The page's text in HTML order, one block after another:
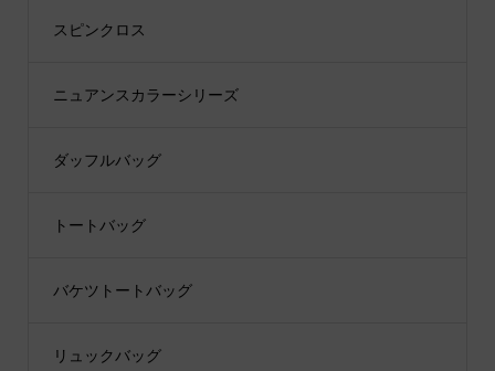
スピンクロス
ニュアンスカラーシリーズ
ダッフルバッグ
トートバッグ
バケツトートバッグ
リュックバッグ